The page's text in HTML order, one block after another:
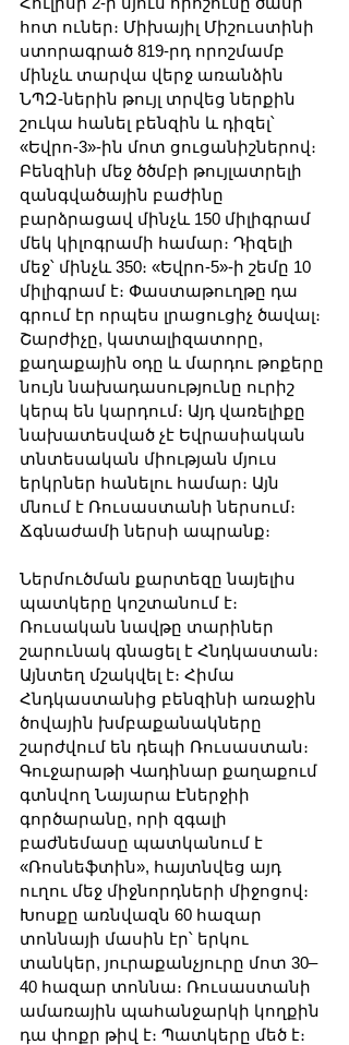
հոտ ուներ։ Միխայիլ Միշուստինի
ստորագրած 819-րդ որոշմամբ
մինչև տարվա վերջ առանձին
ՆՊԶ-ներին թույլ տրվեց ներքին
շուկա հանել բենզին և դիզել՝
«Եվրո-3»-ին մոտ ցուցանիշներով։
Բենզինի մեջ ծծմբի թույլատրելի
զանգվածային բաժինը
բարձրացավ մինչև 150 միլիգրամ
մեկ կիլոգրամի համար։ Դիզելի
մեջ՝ մինչև 350։ «Եվրո-5»-ի շեմը 10
միլիգրամ է։ Փաստաթուղթը դա
գրում էր որպես լրացուցիչ ծավալ։
Շարժիչը, կատալիզատորը,
քաղաքային օդը և մարդու թոքերը
նույն նախադասությունը ուրիշ
կերպ են կարդում։ Այդ վառելիքը
նախատեսված չէ Եվրասիական
տնտեսական միության մյուս
երկրներ հանելու համար։ Այն
մնում է Ռուսաստանի ներսում։
Ճգնաժամի ներսի ապրանք։
Ներմուծման քարտեզը նայելիս
պատկերը կոշտանում է։
Ռուսական նավթը տարիներ
շարունակ գնացել է Հնդկաստան։
Այնտեղ մշակվել է։ Հիմա
Հնդկաստանից բենզինի առաջին
ծովային խմբաքանակները
շարժվում են դեպի Ռուսաստան։
Գուջարաթի Վադինար քաղաքում
գտնվող Նայարա Էներջիի
գործարանը, որի զգալի
բաժնեմասը պատկանում է
«Ռոսնեֆտին», հայտնվեց այդ
ուղու մեջ միջնորդների միջոցով։
Խոսքը առնվազն 60 հազար
տոննայի մասին էր՝ երկու
տանկեր, յուրաքանչյուրը մոտ 30–
40 հազար տոննա։ Ռուսաստանի
ամառային պահանջարկի կողքին
դա փոքր թիվ է։ Պատկերը մեծ է։